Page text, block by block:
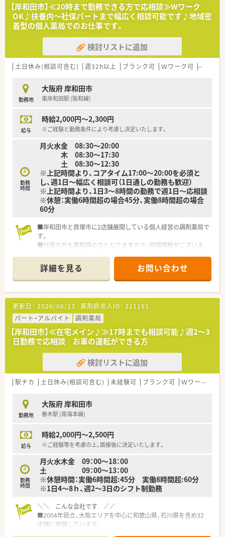
【岸和田市】≪20時まで勤務できる方で応相談≫Wワーク
OK♪扶養内～社保パートまで幅広く相談可能です♪地域密
着型の個人薬局でのお仕事です。
検討リストに追加
土日休み(相談可含む) 週32h以上 ブランク可 Ｗワーク可 残業な
勤務地
大阪府 岸和田市
東岸和田駅 (阪和線)
給与
時給2,000円～2,300円
※ご経験と勤務条件により考慮し決定いたします。
勤務
時間
月火水金 08:30～20:00
木 08:30～17:30
土 08:30～12:30
※上記時間より、コアタイム17:00～20:00を必須と
し、週1日～幅広く相談可（1日通しの勤務も歓迎）
※上記時間より、1日3～8時間の勤務で週1日～応相談
※休憩：実働6時間超の場合45分、実働8時間超の場合
60分
■岸和田市と貝塚市に2店舗展開している個人経営の調剤薬局で
す。
■代表の方も薬剤師の方となりますので、現場理解がございま
■現在は2店舗展開ですが、今後も出店をしていく予定です。在
宅にも注力をしていき、より地域に密着した薬局を目指していら
っしゃいます。
■人物重視での選考を重視！
職員の関係性が良く、風通しの良い職場です。
詳細を見る お問い合わせ
更新日： 2026/06/23 薬剤師求人ID： 221191
パート・アルバイト
調剤薬局
【岸和田市】≪在宅メイン♪≫17時までも相談可能♪週2～3
日勤務で応相談 お車の運転ができる方
検討リストに追加
駅チカ 土日休み(相談可含む) 未経験可 ブランク可 Ｗワーク可
勤務地
大阪府 岸和田市
春木駅 (南海本線)
給与
時給2,000円～2,500円
※ご経験等を考慮の上、面接後に決定いたします。
勤務
時間
月火水木金 09：00～18：00
土 09：00～13：00
※休憩時間：実働6時間超:45分 実働8時間超:60分
※1日4～8ｈ、週2～3日のシフト制勤務
＼＼ こんな会社です ／／
■2004年設立、大阪エリアを中心に和歌山県、石川県を含め32
店舗に展開しています。